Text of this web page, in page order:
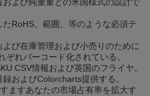
よび純重量との米国様式の設計で
RoHS、範囲、等のような必須テ
び在庫管理および小売りのために
ぞれバーコード化されている。
CSV情報および英国のフライヤ。
およびColorcharts提供する。
ますあなたの市場占有率を拡大す